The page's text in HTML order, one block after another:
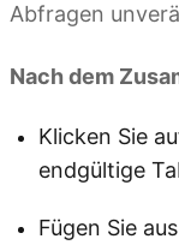
Abfragen
Nach dem
Klicken Sie
endgültige
Fügen Sie